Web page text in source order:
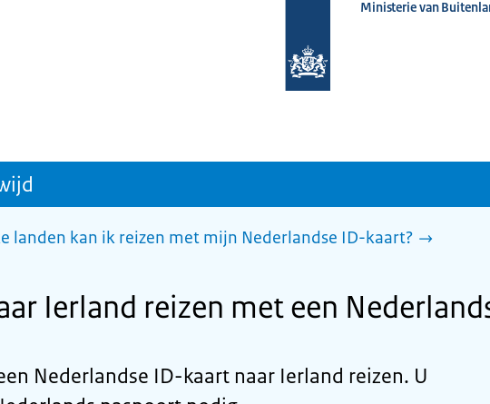
homepage
Ministerie van
landen kan ik reizen met mijn Nederlandse ID-kaart?
Ierland reizen met een
Nederlandse ID-kaart naar Ierland reizen. U